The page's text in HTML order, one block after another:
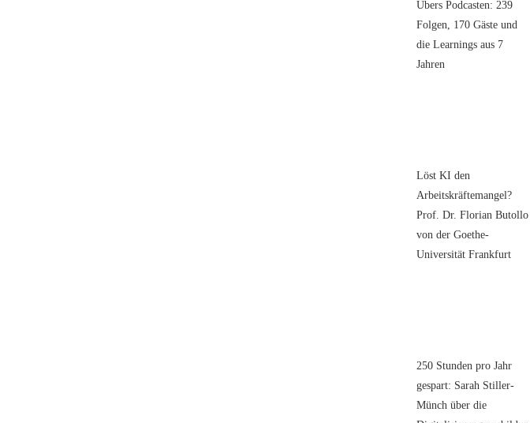
Übers Podcasten: 239
Folgen, 170 Gäste und
die Learnings aus 7
Jahren
Löst KI den
Arbeitskräftemangel?
Prof. Dr. Florian Butollo
von der Goethe-
Universität Frankfurt
250 Stunden pro Jahr
gespart: Sarah Stiller-
Münch über die